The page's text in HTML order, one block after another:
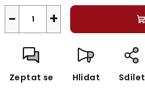
+
−
Zeptat se Hlídat Sdílet